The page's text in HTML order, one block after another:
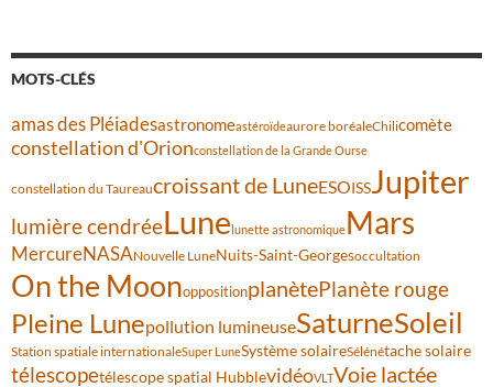
MOTS-CLÉS
amas des Pléiadesastronomeastéroïdeaurore boréaleChilicomète
constellation d'Orionconstellation de la Grande Ourse
constellation du Taureaucroissant de LuneESOISSJupiter
lumière cendréeLunelunette astronomiqueMars
MercureNASANouvelle LuneNuits-Saint-Georgesoccultation
On the MoonoppositionplanètePlanète rouge
Pleine Lunepollution lumineuseSaturneSoleil
Station spatiale internationaleSuper LuneSystème solaireSélénétache solaire
télescopetélescope spatial HubblevidéoVLTVoie lactée